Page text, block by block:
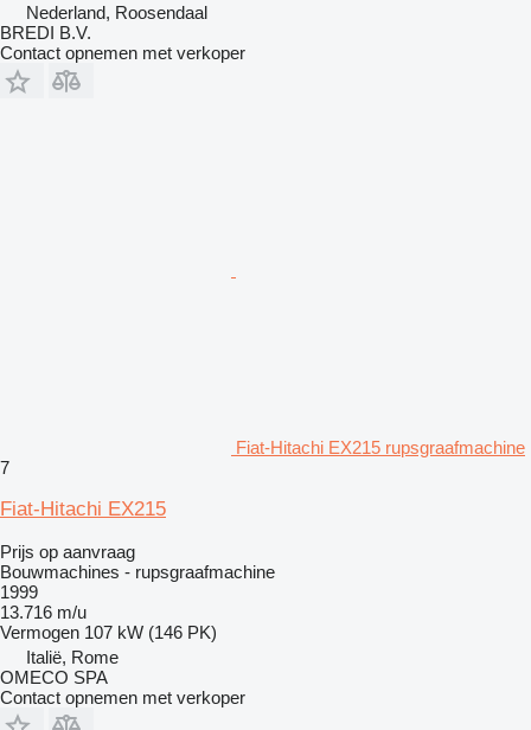
Nederland, Roosendaal
BREDI B.V.
Contact opnemen met verkoper
Fiat-Hitachi EX215 rupsgraafmachine
7
Fiat-Hitachi EX215
Prijs op aanvraag
Bouwmachines - rupsgraafmachine
1999
13.716 m/u
Vermogen 107 kW (146 PK)
Italië, Rome
OMECO SPA
Contact opnemen met verkoper